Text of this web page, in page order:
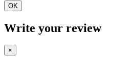
OK
Write your review
×